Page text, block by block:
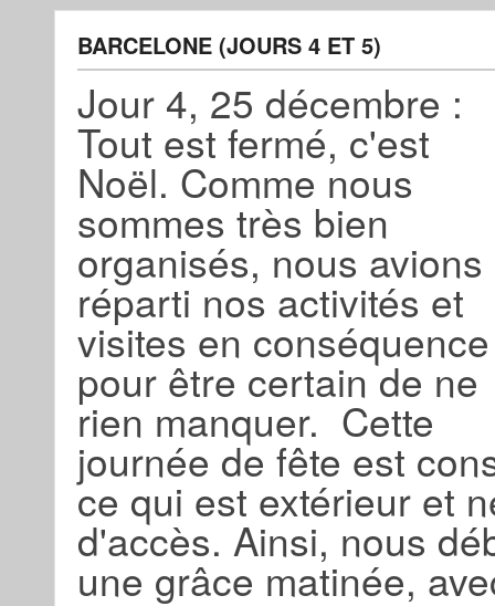
BARCELONE (JOURS 4 ET 5)
Jour 4, 25 décembre :
Tout est fermé, c'est
Noël. Comme nous
sommes très bien
organisés, nous avions
réparti nos activités et
visites en conséquence
pour être certain de ne
rien manquer. Cette
journée de fête est
ce qui est extérieur et
d'accès. Ainsi, nous
une grâce matinée,